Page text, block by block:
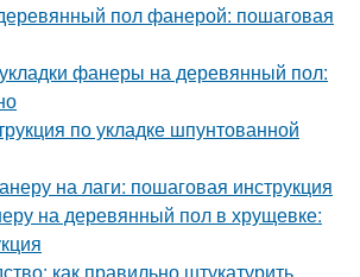
пол фанерой: пошаговая
фанеры на деревянный пол:
по укладке шпунтованной
на лаги: пошаговая инструкция
на деревянный пол в хрущевке: